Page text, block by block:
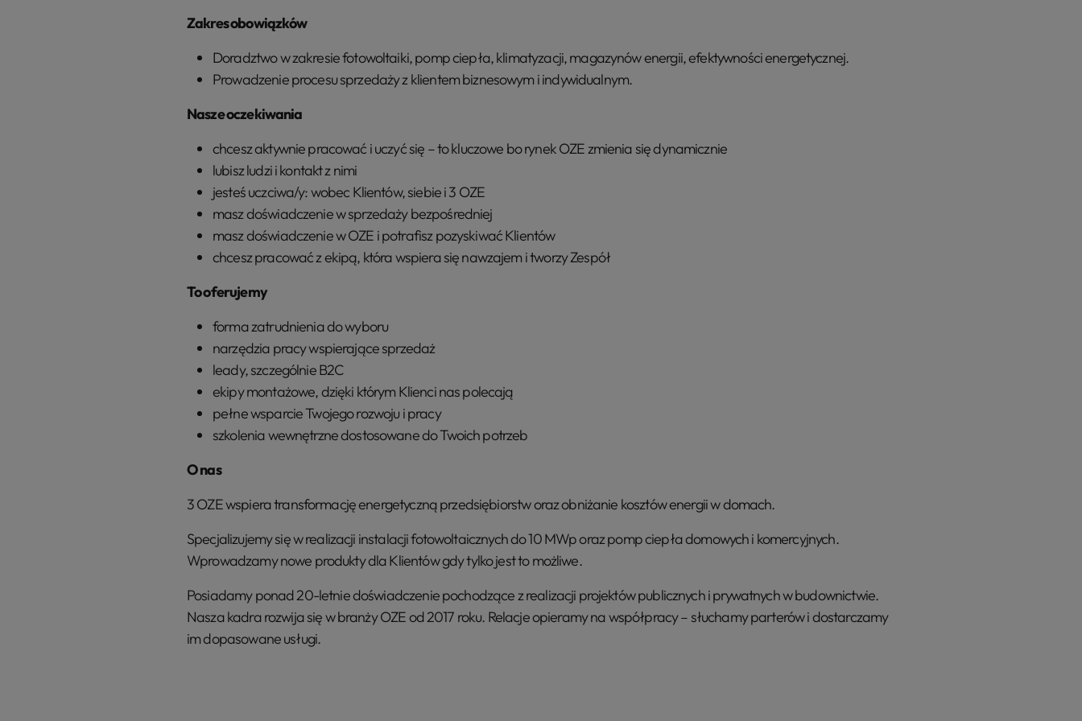
Zakres obowiązków
Doradztwo w zakresie fotowoltaiki, pomp ciepła, klimatyzacji, magazynów energii, efektywności energetycznej.
Prowadzenie procesu sprzedaży z klientem biznesowym i indywidualnym.
Nasze oczekiwania
chcesz aktywnie pracować i uczyć się – to kluczowe bo rynek OZE zmienia się dynamicznie
lubisz ludzi i kontakt z nimi
jesteś uczciwa/y: wobec Klientów, siebie i 3 OZE
masz doświadczenie w sprzedaży bezpośredniej
masz doświadczenie w OZE i potrafisz pozyskiwać Klientów
chcesz pracować z ekipą, która wspiera się nawzajem i tworzy Zespół
To oferujemy
forma zatrudnienia do wyboru
narzędzia pracy wspierające sprzedaż
leady, szczególnie B2C
ekipy montażowe, dzięki którym Klienci nas polecają
pełne wsparcie Twojego rozwoju i pracy
szkolenia wewnętrzne dostosowane do Twoich potrzeb
O nas
3 OZE wspiera transformację energetyczną przedsiębiorstw oraz obniżanie kosztów energii w domach.
Specjalizujemy się w realizacji instalacji fotowoltaicznych do 10 MWp oraz pomp ciepła domowych i komercyjnych.
Wprowadzamy nowe produkty dla Klientów gdy tylko jest to możliwe.
Posiadamy ponad 20-letnie doświadczenie pochodzące z realizacji projektów publicznych i prywatnych w budownictwie.
Nasza kadra rozwija się w branży OZE od 2017 roku. Relacje opieramy na współpracy – słuchamy parterów i dostarczamy
im dopasowane usługi.